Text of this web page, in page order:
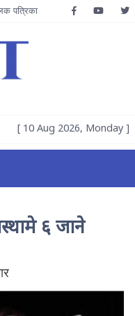
पत्रिका
[ 10 Aug 2026, Monday ]
६ जाने